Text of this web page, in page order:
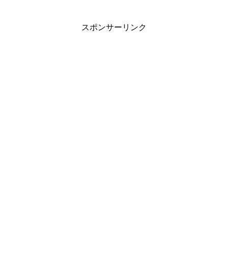
スポンサーリンク